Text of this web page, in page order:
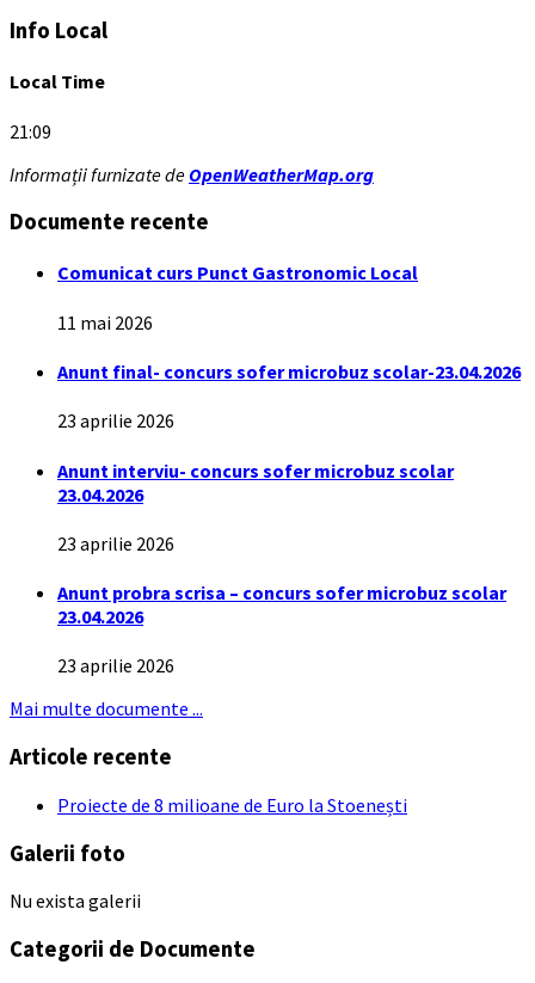
Info Local
Local Time
21:09
Informații furnizate de OpenWeatherMap.org
Documente recente
Comunicat curs Punct Gastronomic Local
11 mai 2026
Anunt final- concurs sofer microbuz scolar-23.04.2026
23 aprilie 2026
Anunt interviu- concurs sofer microbuz scolar
23.04.2026
23 aprilie 2026
Anunt probra scrisa – concurs sofer microbuz scolar
23.04.2026
23 aprilie 2026
Mai multe documente ...
Articole recente
Proiecte de 8 milioane de Euro la Stoenești
Galerii foto
Nu exista galerii
Categorii de Documente